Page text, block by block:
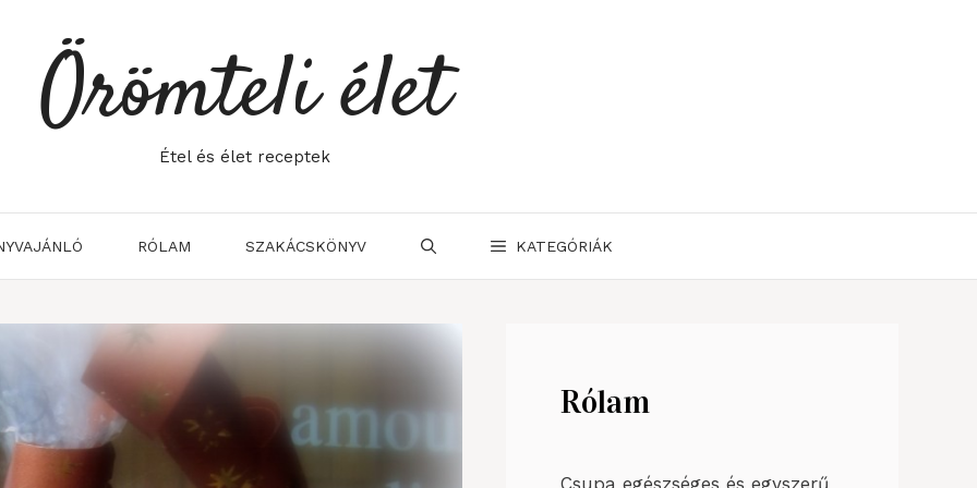
Örömteli élet
Étel és élet receptek
RÓLAM SZAKÁCSKÖNYV KATEGÓRIÁK
Rólam
Csupa egészséges és egyszerű